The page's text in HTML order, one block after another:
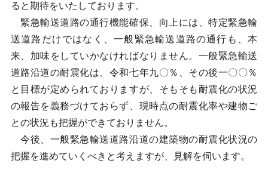
ると期待をいたしております。
緊急輸送道路の通行機能確保、向上には、特定緊急輸
送道路だけではなく、一般緊急輸送道路の通行も、本
来、加味をしていかなければなりません。一般緊急輸送
道路沿道の耐震化は、令和七年九〇％、その後一〇〇％
と目標が定められておりますが、そもそも耐震化の状況
の報告を義務づけておらず、現時点の耐震化率や建物ご
との状況も把握ができておりません。
今後、一般緊急輸送道路沿道の建築物の耐震化状況の
把握を進めていくべきと考えますが、見解を伺います。